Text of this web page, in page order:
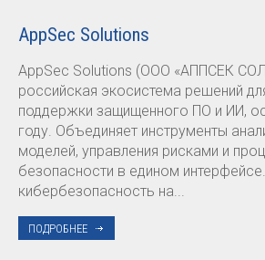
AppSec Solutions
AppSec Solutions (ООО «АППСЕК
российская экосистема решений
поддержки защищенного ПО и ИИ,
году. Объединяет инструменты
моделей, управления рисками и
безопасности в едином
кибербезопасность на...
ПОДРОБНЕЕ